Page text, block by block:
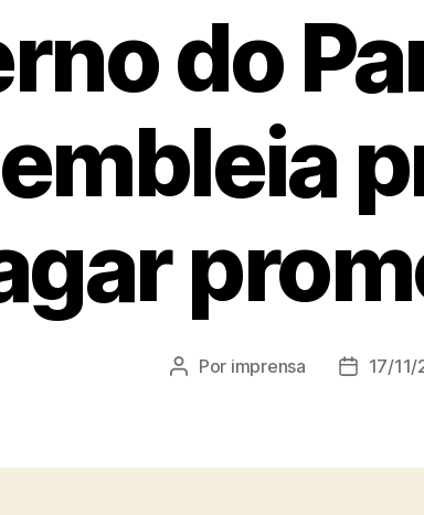
do
Autor
Por imprensa
Data17/11/